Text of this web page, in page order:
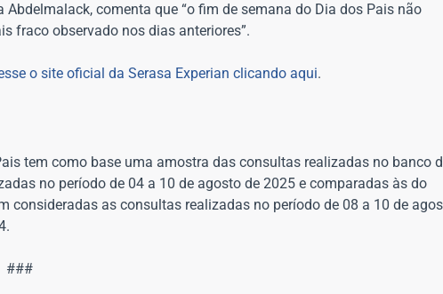
comenta que “o fim de semana do Dia dos Pais não
fraco observado nos dias anteriores”.
o site oficial da Serasa Experian clicando aqui.
tem como base uma amostra das consultas realizadas no banco
no período de 04 a 10 de agosto de 2025 e comparadas às do
consideradas as consultas realizadas no período de 08 a 10 de
###